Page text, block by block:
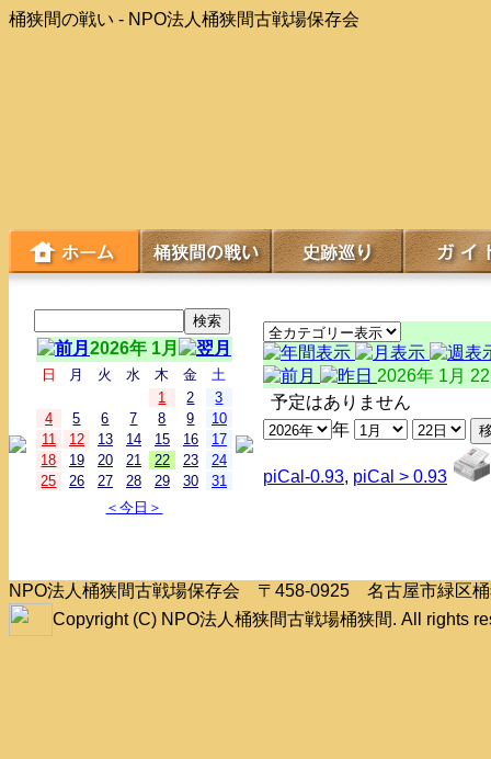
桶狭間の戦い - NPO法人桶狭間古戦場保存会
2026年 1月
日 月 火 水 木 金
土
1
2
3
4
5 6 7 8 9
10
11
12 13 14 15 16
17
18
19 20 21 22 23
24
25
26 27 28 29 30
31
＜今日＞
2026年 1月
予定はありません
年
piCal-0.93, piCal > 0.93
NPO法人桶狭間古戦場保存会 〒458-0925 名古屋市緑区
Copyright (C) NPO法人桶狭間古戦場桶狭間. All rights